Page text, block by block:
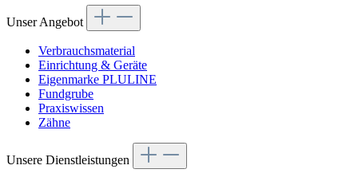
Unser Angebot
Verbrauchsmaterial
Einrichtung & Geräte
Eigenmarke PLULINE
Fundgrube
Praxiswissen
Zähne
Unsere Dienstleistungen